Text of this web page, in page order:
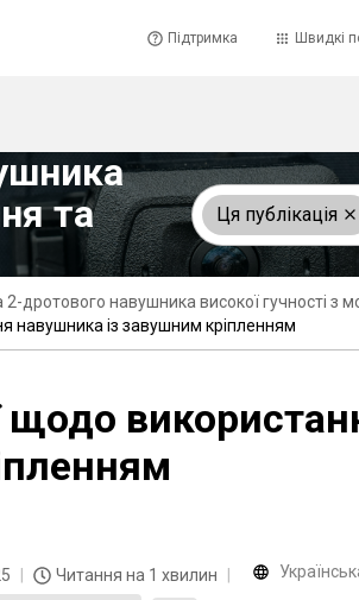
Підтримка Швидкі
та
Ця публікація
2-дротового навушника високої гучності з
навушника із завушним кріпленням
щодо
Читання на 1 хвилин